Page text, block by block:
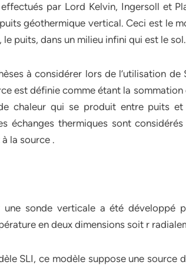
par Lord Kelvin, Ingersoll et
géothermique vertical. Ceci est le
puits, dans un milieu infini qui est le sol.
à considérer lors de l’utilisation
est définie comme étant la
chaleur qui se produit entre puits
échanges thermiques sont
la source .
une sonde verticale a été développé
en deux dimensions soit r
SLI, ce modèle suppose une source